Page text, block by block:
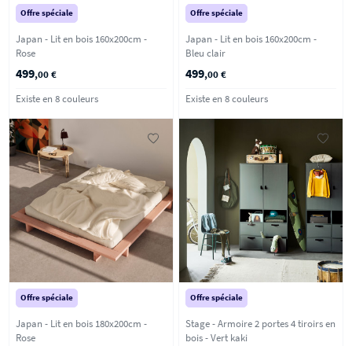
Offre spéciale
Japan - Lit en bois 160x200cm -
Rose
499,00 €
Existe en 8 couleurs
Offre spéciale
Japan - Lit en bois 160x200cm -
Bleu clair
499,00 €
Existe en 8 couleurs
Offre spéciale
Japan - Lit en bois 180x200cm -
Rose
Offre spéciale
Stage - Armoire 2 portes 4 tiroirs en
bois - Vert kaki